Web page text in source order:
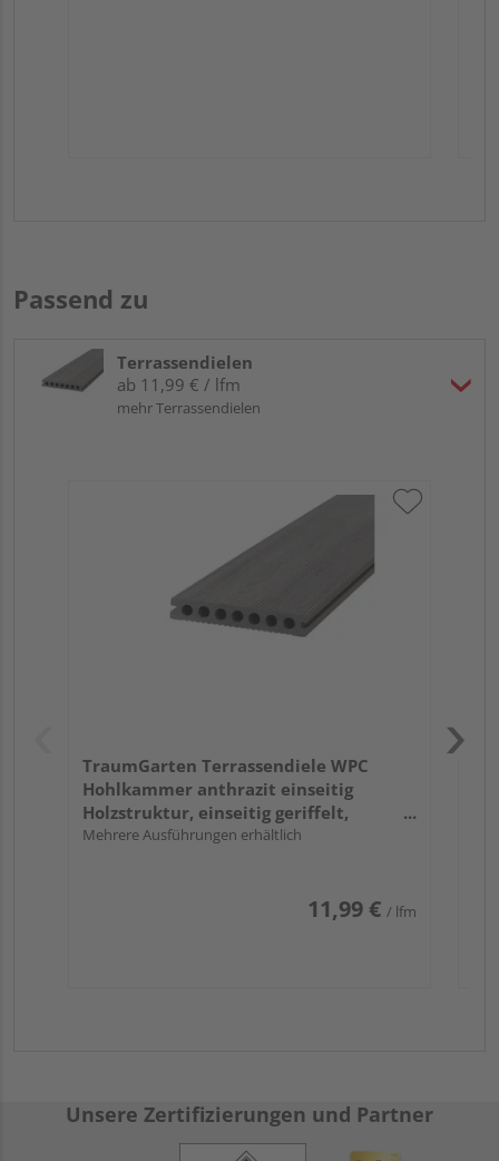
Passend zu
Terrassendielen
ab 11,99 € / lfm
mehr Terrassendielen
TraumGarten Terrassendiele WPC
Hohlkammer anthrazit einseitig
Holzstruktur, einseitig geriffelt,
längsseitige Nut, DREAMDECK WPC PLUS
Mehrere Ausführungen erhältlich
11,99 € / lfm
Unsere Zertifizierungen und Partner